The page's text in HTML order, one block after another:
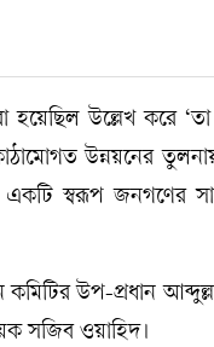
উল্লেখ করে ‘তা
উন্নয়নের
একটি স্বরূপ জনগণের
কমিটির উপ-প্রধান
সজিব ওয়াহিদ।